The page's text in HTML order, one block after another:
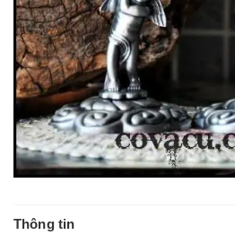
Thông tin